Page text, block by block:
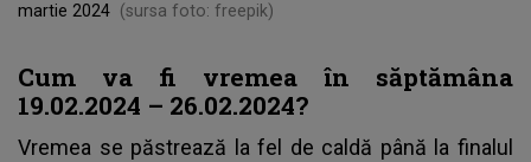
martie 2024 (sursa foto: freepik)
Cum va fi vremea în săptămâna
19.02.2024 – 26.02.2024?
Vremea se păstrează la fel de caldă până la finalul